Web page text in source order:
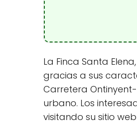
La Finca Santa
gracias a sus
Carretera
urbano. Los
visitando su sitio